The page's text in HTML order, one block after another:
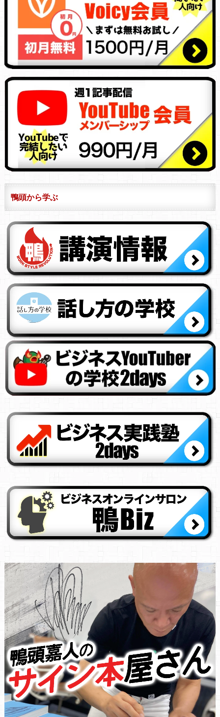
鴨頭から学ぶ